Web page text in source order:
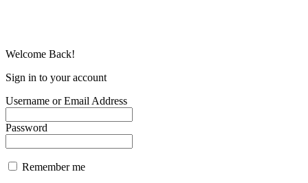
Welcome Back!
Sign in to your account
Username or Email Address
Password
Remember me